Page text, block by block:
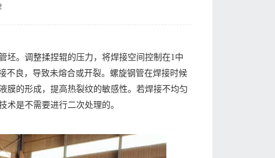
坯。调整揉捏辊的压力，将焊接空间控制在1中
不良，导致未熔合或开裂。螺旋钢管在焊接时候
膜的形成，提高热裂纹的敏感性。若焊接不均匀
术是不需要进行二次处理的。